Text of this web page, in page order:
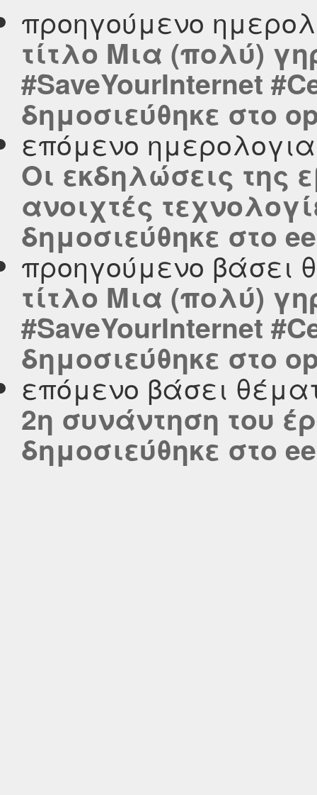
προηγούμενο
τίτλο Μια (πολύ)
#SaveYourInternet
δημοσιεύθηκε στο
επόμενο
Οι εκδηλώσεις της
ανοιχτές
δημοσιεύθηκε στο
προηγούμενο βάσει
τίτλο Μια (πολύ)
#SaveYourInternet
δημοσιεύθηκε στο
επόμενο βάσει
2η συνάντηση του
δημοσιεύθηκε στο